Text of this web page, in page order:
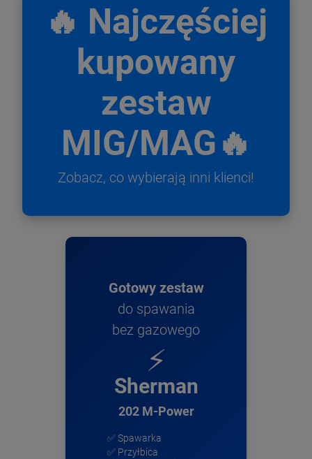
🔥 Najczęściej
kupowany
zestaw
MIG/MAG🔥
Zobacz, co wybierają inni klienci!
Gotowy zestaw
do spawania
bez gazowego
⚡
Sherman
202 M-Power
✅ Spawarka
✅ Przyłbica